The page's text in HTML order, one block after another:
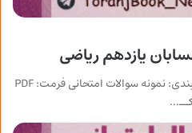
یازدهم ریاضی
نام درس : حسابان یازدهم | دسته بندی: نمونه سوالات امتحانی فرمت: PDF